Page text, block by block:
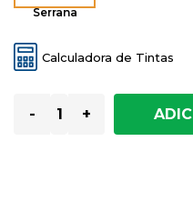
Serrana
Calculadora de Tintas
- +